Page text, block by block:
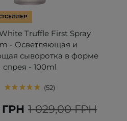
Truffle First Spray
- Осветляющая и
сыворотка в форме
спрея - 100ml
52
1 029,00 ГРН
ГРН